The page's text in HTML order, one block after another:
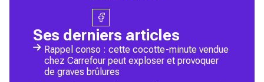
Ses derniers articles
Rappel conso : cette cocotte-minute vendue
chez Carrefour peut exploser et provoquer
de graves brûlures